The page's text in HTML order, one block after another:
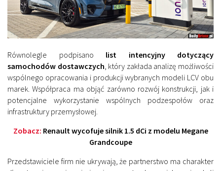
Równolegle podpisano list intencyjny dotyczący
samochodów dostawczych, który zakłada analizę możliwości
wspólnego opracowania i produkcji wybranych modeli LCV obu
marek. Współpraca ma objąć zarówno rozwój konstrukcji, jak i
potencjalne wykorzystanie wspólnych podzespołów oraz
infrastruktury przemysłowej.
Zobacz: Renault wycofuje silnik 1.5 dCi z modelu Megane
Grandcoupe
Przedstawiciele firm nie ukrywają, że partnerstwo ma charakter